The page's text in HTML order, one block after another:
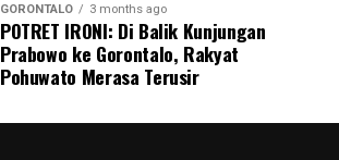
GORONTALO 3 months ago
POTRET IRONI: Di Balik Kunjungan
Prabowo ke Gorontalo, Rakyat
Pohuwato Merasa Terusir